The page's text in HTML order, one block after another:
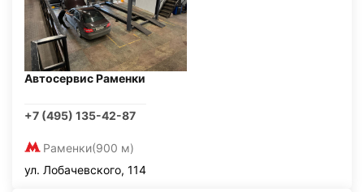
Автосервис Раменки
+7 (495) 135-42-87
Раменки(900 м)
ул. Лобачевского, 114